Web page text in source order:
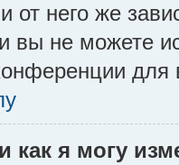
от него же
вы не можете
для
как я могу